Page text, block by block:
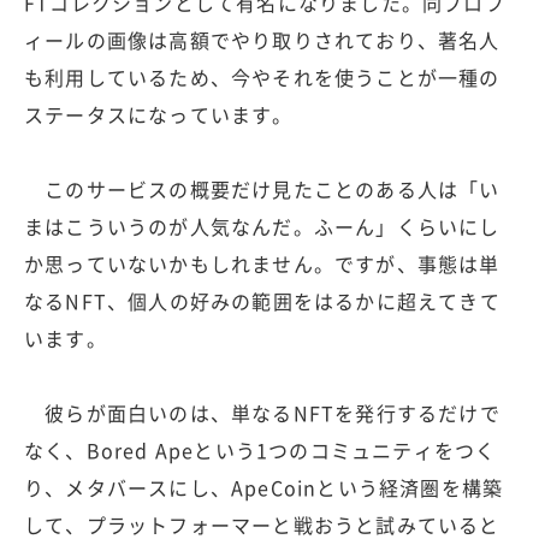
ィールの画像は高額でやり取りされており、著名人
も利用しているため、今やそれを使うことが一種の
ステータスになっています。
このサービスの概要だけ見たことのある人は「い
まはこういうのが人気なんだ。ふーん」くらいにし
か思っていないかもしれません。ですが、事態は単
なるNFT、個人の好みの範囲をはるかに超えてきて
います。
彼らが面白いのは、単なるNFTを発行するだけで
なく、Bored Apeという1つのコミュニティをつく
り、メタバースにし、ApeCoinという経済圏を構築
して、プラットフォーマーと戦おうと試みていると